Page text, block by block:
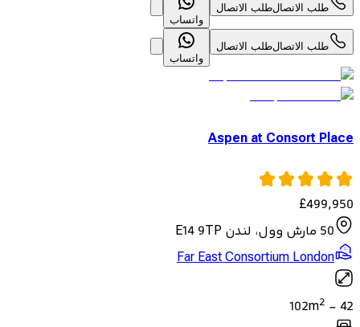
طلب الاتصالطلب الاتصال
واتساب
طلب الاتصالطلب الاتصال
واتساب
Aspen at Consort Place
£499,950
50 مارش وول، لندن E14 9TP
Far East Consortium London
42
-
102m2